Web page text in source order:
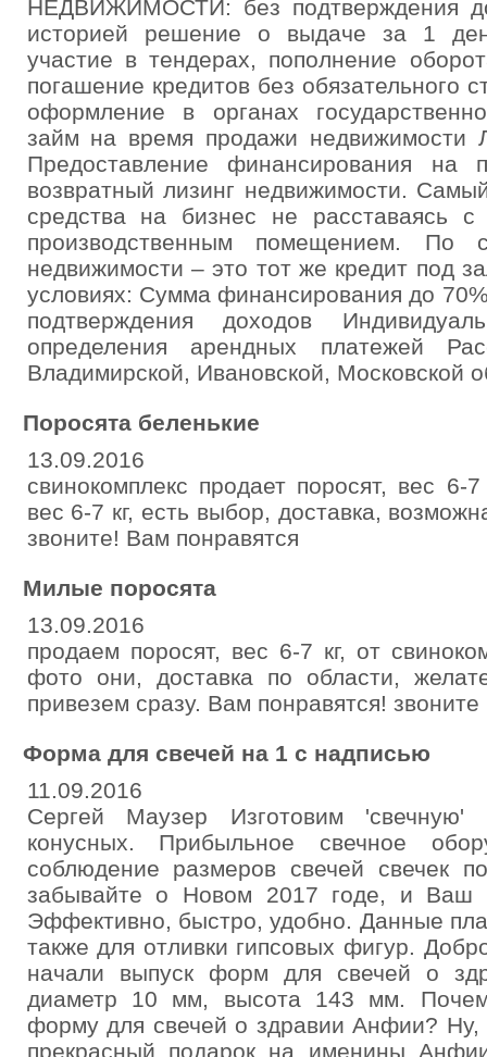
НЕДВИЖИМОСТИ: без подтверждения
историей решение о выдаче за 1
участие в тендерах, пополнение
погашение кредитов без обязательного
оформление в органах
займ на время продажи
Предоставление финансирования на
возвратный лизинг недвижимости.
средства на бизнес не расставаясь
производственным помещением. По
недвижимости – это тот же кредит под
условиях: Сумма финансирования до
подтверждения доходов
определения арендных платежей
Владимирской, Ивановской, Московской
Поросята беленькие
13.09.2016
свинокомплекс продает поросят, вес 6-
вес 6-7 кг, есть выбор, доставка,
звоните! Вам понравятся
Милые поросята
13.09.2016
продаем поросят, вес 6-7 кг, от
фото они, доставка по области,
привезем сразу. Вам понравятся! звоните
Форма для свечей на 1 с надписью
11.09.2016
Сергей Маузер Изготовим
конусных. Прибыльное свечное
соблюдение размеров свечей свечек
забывайте о Новом 2017 годе, и Ваш
Эффективно, быстро, удобно. Данные
также для отливки гипсовых фигур.
начали выпуск форм для свечей о
диаметр 10 мм, высота 143 мм.
форму для свечей о здравии Анфии? Ну,
прекрасный подарок на именины